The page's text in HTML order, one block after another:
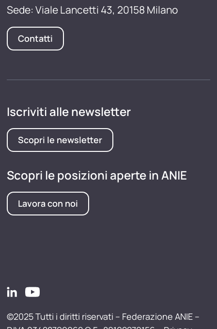
Sede: Viale Lancetti 43, 20158 Milano
Contatti
Iscriviti alle newsletter
Scopri le newsletter
Scopri le posizioni aperte in ANIE
Lavora con noi
©2025 Tutti i diritti riservati – Federazione ANIE –